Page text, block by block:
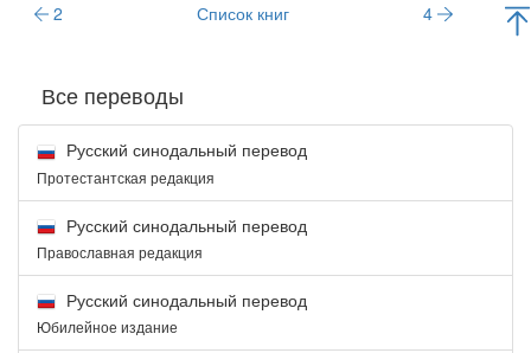
2 Список книг 4
Все переводы
Русский синодальный перевод
Протестантская редакция
Русский синодальный перевод
Православная редакция
Русский синодальный перевод
Юбилейное издание